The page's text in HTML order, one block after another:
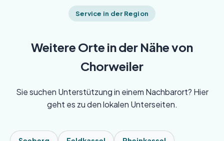
Service in der Region
Weitere Orte in der Nähe von
Chorweiler
Sie suchen Unterstützung in einem Nachbarort? Hier
geht es zu den lokalen Unterseiten.